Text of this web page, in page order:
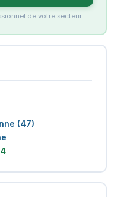
de votre secteur
(47)